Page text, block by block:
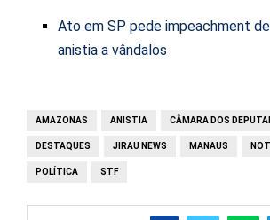
Ato em SP pede impeachment
anistia a vândalos
AMAZONAS ANISTIA CÂMARA DOS
DESTAQUES JIRAU NEWS MANAUS
POLÍTICA STF